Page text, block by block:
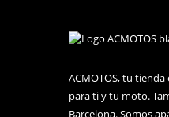
ACMOTOS, tu
para ti y tu moto.
Barcelona. Somos